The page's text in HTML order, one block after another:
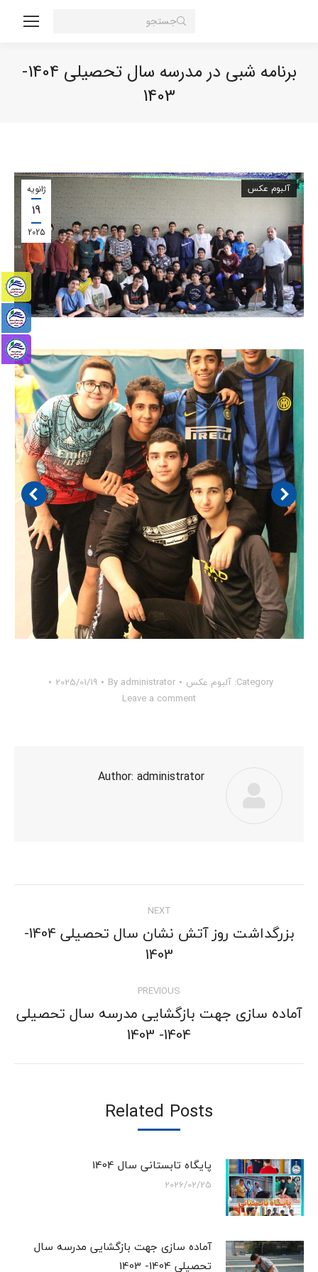
Search:
برنامه شبی در مدرسه سال تحصیلی 1404-
1403
ژانویه
19
2025
آلبوم عکس
Category: آلبوم عکس By administrator
2025/01/19
Leave a comment
Author: administrator
Post
navigation
PREVIOUS
Previous
post:
آماده سازی جهت بازگشایی مدرسه سال تحصیلی
1404- 1403
NEXT
Next
post:
بزرگداشت روز آتش نشان سال تحصیلی 1404-
1403
Related Posts
پایگاه تابستانی سال 1404
2026/02/25
آماده سازی جهت بازگشایی مدرسه سال
تحصیلی 1404- 1403